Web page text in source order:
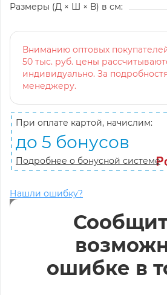
Размеры (Д × Ш × В) в см:
Вниманию оптовых
50 тыс. руб. цены
индивидуально. За
менеджеру.
При оплате картой, начислим:
до 5 бонусов
Подробнее о бонусной системе
Нашли ошибку?
ошибке в